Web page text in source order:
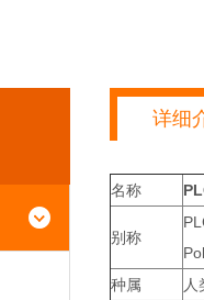
详细
名称
别称
种属
人